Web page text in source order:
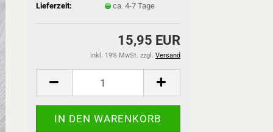
Lieferzeit:
ca. 4-7 Tage
15,95 EUR
inkl. 19% MwSt. zzgl. Versand